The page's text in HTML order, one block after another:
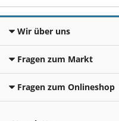
Wir über uns
Fragen zum Markt
Fragen zum Onlineshop